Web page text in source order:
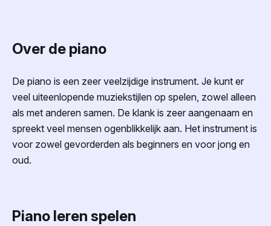
Over de piano
De piano is een zeer veelzijdige instrument. Je kunt er
veel uiteenlopende muziekstijlen op spelen, zowel alleen
als met anderen samen. De klank is zeer aangenaam en
spreekt veel mensen ogenblikkelijk aan. Het instrument is
voor zowel gevorderden als beginners en voor jong en
oud.
Piano leren spelen